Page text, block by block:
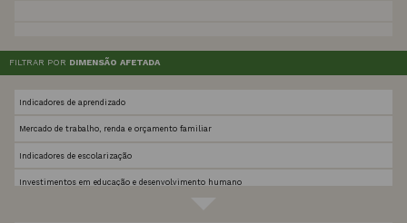
Berçários, creches e pré-escolas
Atenção integral na assistência social
FILTRAR POR DIMENSÃO AFETADA
Indicadores de aprendizado
Mercado de trabalho, renda e orçamento familiar
Indicadores de escolarização
Investimentos em educação e desenvolvimento humano